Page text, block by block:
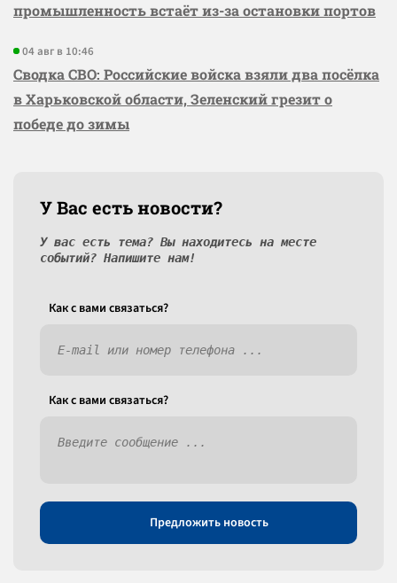
промышленность встаёт из-за остановки портов
04 авг в 10:46
Сводка СВО: Российские войска взяли два посёлка
в Харьковской области, Зеленский грезит о
победе до зимы
У Вас есть новости?
У вас есть тема? Вы находитесь на месте
событий? Напишите нам!
Как c вами связаться?
Как c вами связаться?
Предложить новость